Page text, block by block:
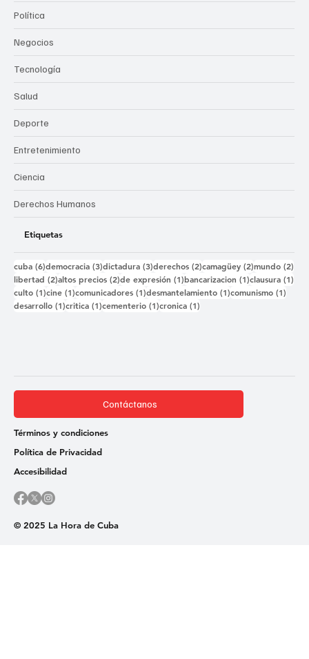
Política
Negocios
Tecnología
Salud
Deporte
Entretenimiento
Ciencia
Derechos Humanos
Etiquetas
cuba (6)6 entradas
democracia (3)3 entradas
dictadura (3)3 entradas
derechos (2)2 entradas
camagüey (2)2 entradas
mundo (2)
libertad (2)2 entradas
altos precios (2)2 entradas
de expresión (1)1 entrada
bancarizacion (1)1 entrada
clausura (1)
culto (1)1 entrada
cine (1)1 entrada
comunicadores (1)1 entrada
desmantelamiento (1)1 entrada
comunismo (1)
desarrollo (1)1 entrada
critica (1)1 entrada
cementerio (1)1 entrada
cronica (1)
© 2025 La Hora de Cuba
Contáctanos
Términos y condiciones
Política de Privacidad
Accesibilidad